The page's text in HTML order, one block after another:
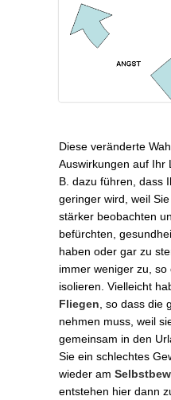
Diese veränderte
Auswirkungen auf Ihr
B. dazu führen, dass
geringer wird, weil
stärker beobachten
befürchten,
haben oder gar zu
immer weniger zu,
isolieren. Vielleicht
Fliegen , so dass die
nehmen muss, weil
gemeinsam in den
Sie ein schlechtes
wieder am
entstehen hier dann